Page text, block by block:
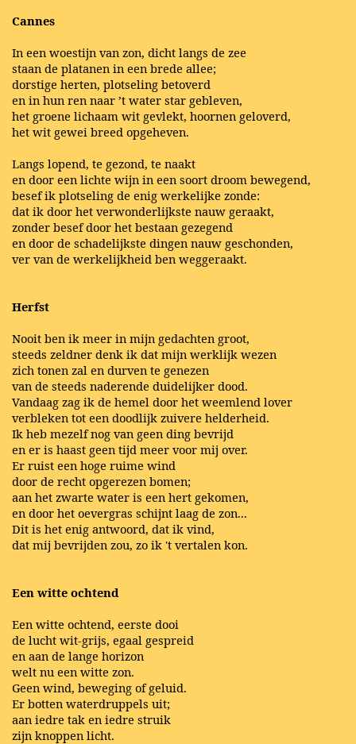
Cannes
In een woestijn van zon, dicht langs de zee
staan de platanen in een brede allee;
dorstige herten, plotseling betoverd
en in hun ren naar ’t water star gebleven,
het groene lichaam wit gevlekt, hoornen geloverd,
het wit gewei breed opgeheven.
Langs lopend, te gezond, te naakt
en door een lichte wijn in een soort droom bewegend,
besef ik plotseling de enig werkelijke zonde:
dat ik door het verwonderlijkste nauw geraakt,
zonder besef door het bestaan gezegend
en door de schadelijkste dingen nauw geschonden,
ver van de werkelijkheid ben weggeraakt.
Herfst
Nooit ben ik meer in mijn gedachten groot,
steeds zeldner denk ik dat mijn werklijk wezen
zich tonen zal en durven te genezen
van de steeds naderende duidelijker dood.
Vandaag zag ik de hemel door het weemlend lover
verbleken tot een doodlijk zuivere helderheid.
Ik heb mezelf nog van geen ding bevrijd
en er is haast geen tijd meer voor mij over.
Er ruist een hoge ruime wind
door de recht opgerezen bomen;
aan het zwarte water is een hert gekomen,
en door het oevergras schijnt laag de zon...
Dit is het enig antwoord, dat ik vind,
dat mij bevrijden zou, zo ik 't vertalen kon.
Een witte ochtend
Een witte ochtend, eerste dooi
de lucht wit-grijs, egaal gespreid
en aan de lange horizon
welt nu een witte zon.
Geen wind, beweging of geluid.
Er botten waterdruppels uit;
aan iedre tak en iedre struik
zijn knoppen licht.